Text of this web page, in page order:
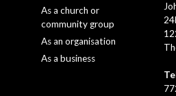
As a church or
community group
As an organisation
As a business